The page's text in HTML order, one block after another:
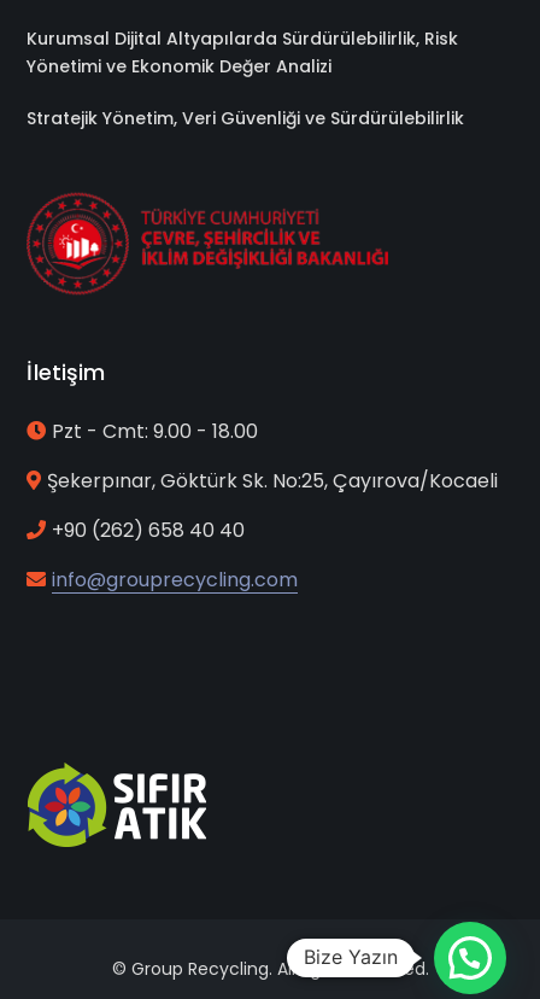
Kurumsal Dijital Altyapılarda Sürdürülebilirlik, Risk
Yönetimi ve Ekonomik Değer Analizi
Stratejik Yönetim, Veri Güvenliği ve Sürdürülebilirlik
İletişim
Pzt - Cmt: 9.00 - 18.00
Şekerpınar, Göktürk Sk. No:25, Çayırova/Kocaeli
+90 (262) 658 40 40
info@grouprecycling.com
© Group Recycling. All rights reserved.
Bize Yazın